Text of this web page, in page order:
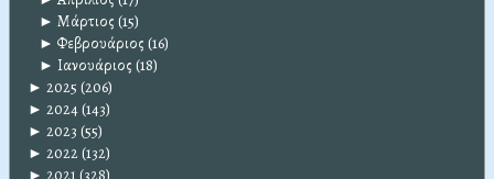
► Μάρτιος (15)
► Φεβρουάριος (16)
► Ιανουάριος (18)
► 2025 (206)
► 2024(143)
► 2023 (55)
► 2022(132)